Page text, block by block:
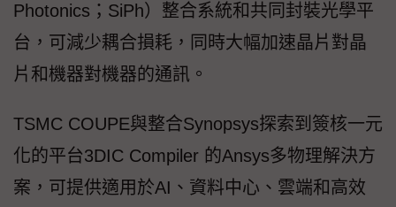
Photonics；SiPh）整合系統和共同封裝光學平
台，可減少耦合損耗，同時大幅加速晶片對晶
片和機器對機器的通訊。
TSMC COUPE與整合Synopsys探索到簽核一元
化的平台3DIC Compiler 的Ansys多物理解決方
案，可提供適用於AI、資料中心、雲端和高效